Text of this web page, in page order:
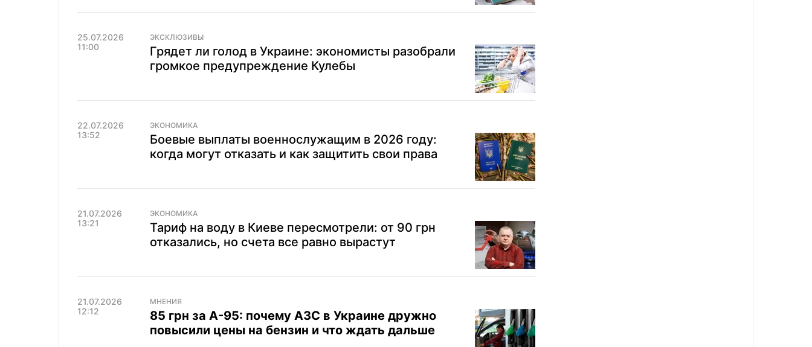
25.07.2026
11:00
ЭКСКЛЮЗИВЫ
Грядет ли голод в Украине: экономисты разобрали
громкое предупреждение Кулебы
22.07.2026
13:52
ЭКОНОМИКА
Боевые выплаты военнослужащим в 2026 году:
когда могут отказать и как защитить свои права
21.07.2026
13:21
ЭКОНОМИКА
Тариф на воду в Киеве пересмотрели: от 90 грн
отказались, но счета все равно вырастут
21.07.2026
12:12
МНЕНИЯ
85 грн за А-95: почему АЗС в Украине дружно
повысили цены на бензин и что ждать дальше